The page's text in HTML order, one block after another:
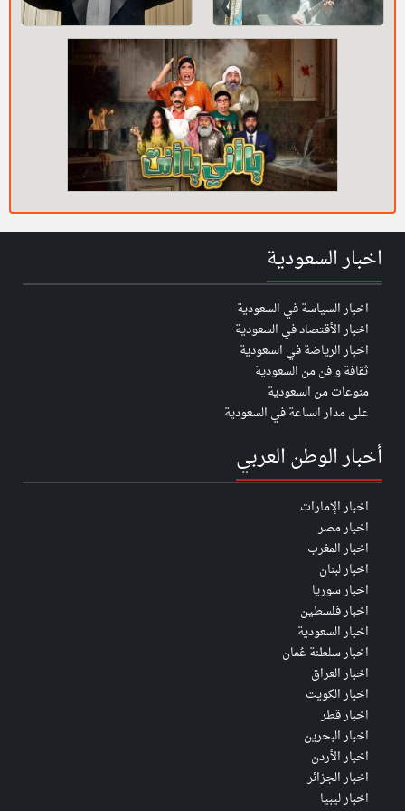
اخبار السعودية
اخبار السياسة في السعودية
اخبار الأقتصاد في السعودية
اخبار الرياضة في السعودية
ثقافة و فن من السعودية
منوعات من السعودية
على مدار الساعة في السعودية
أخبار الوطن العربي
اخبار الإمارات
اخبار مصر
اخبار المغرب
اخبار لبنان
اخبار سوريا
اخبار فلسطين
اخبار السعودية
اخبار سلطنة عُمان
اخبار العراق
اخبار الكويت
اخبار قطر
اخبار البحرين
اخبار الأردن
اخبار الجزائر
اخبار ليبيا